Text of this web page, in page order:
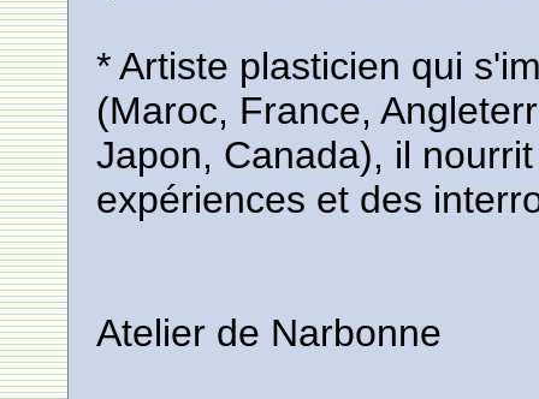
* Artiste plasticien qui
(Maroc, France,
Japon, Canada), il
expériences et des
Atelier de Narbonne